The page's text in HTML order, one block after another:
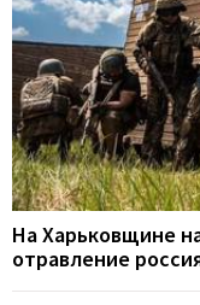
На Харьковщине
отравление